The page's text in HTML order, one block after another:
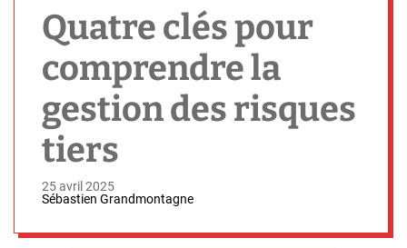
Quatre clés pour
comprendre la
gestion des risques
tiers
25 avril 2025
Sébastien Grandmontagne